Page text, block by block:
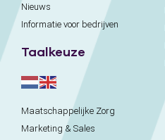
Nieuws
Informatie voor bedrijven
Taalkeuze
Maatschappelijke Zorg
Marketing & Sales